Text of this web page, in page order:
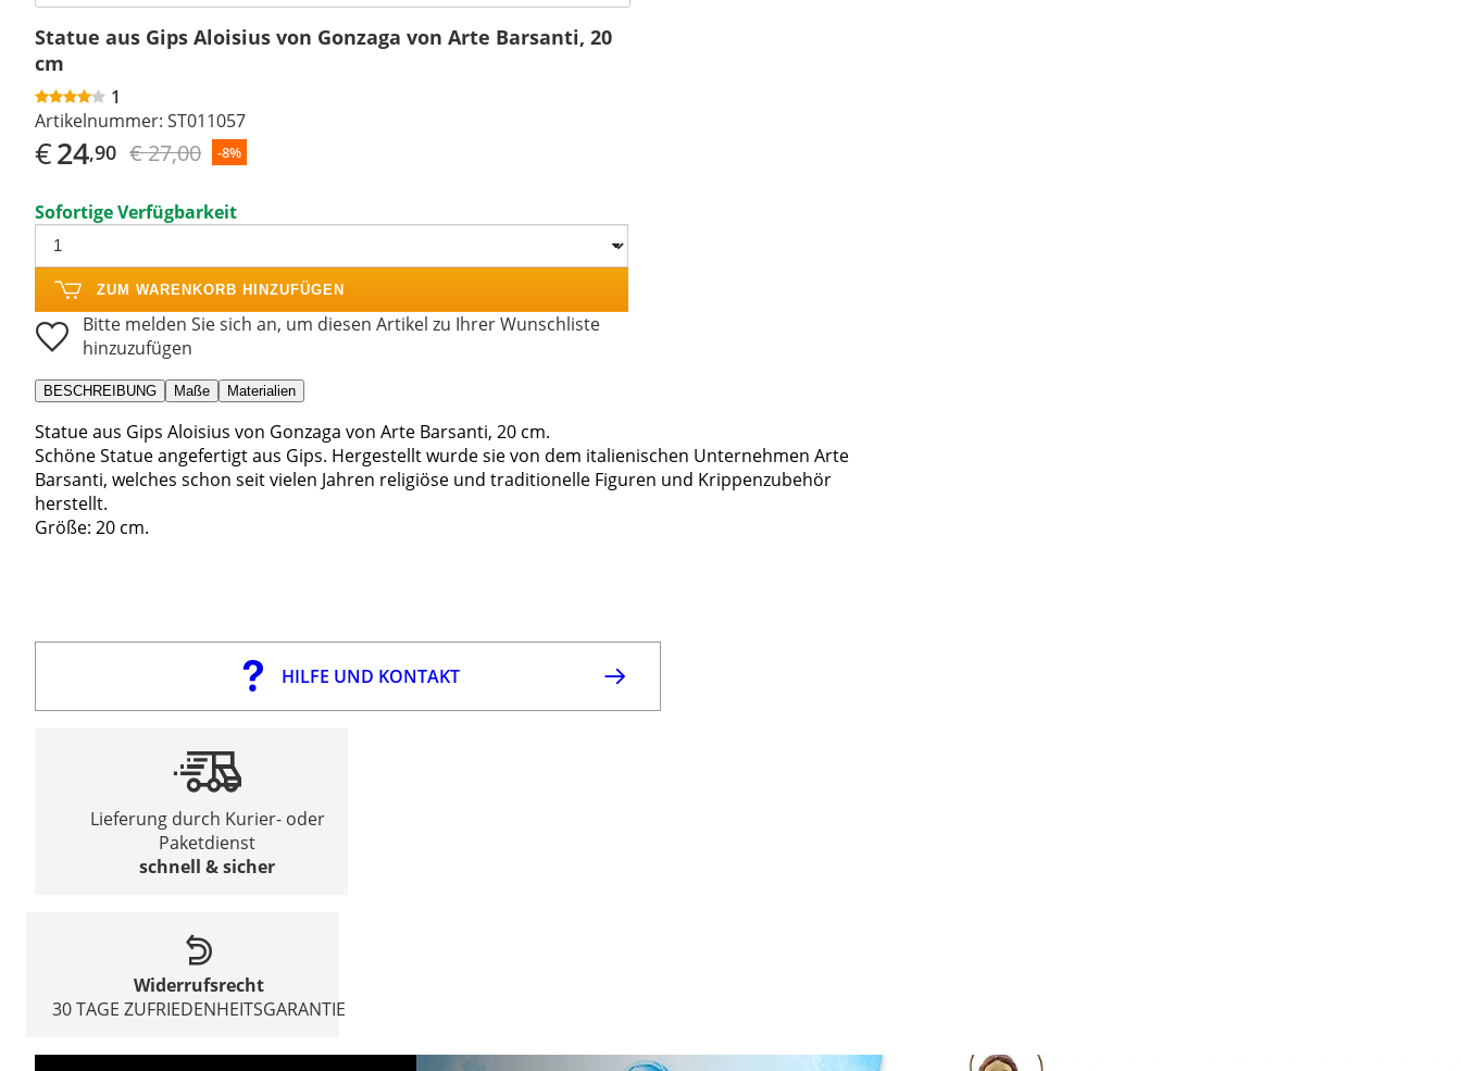
Statue aus Gips Aloisius von Gonzaga von Arte Barsanti, 20
cm
1
Artikelnummer: ST011057
€24,90 € 27,00 -8%
Sofortige Verfügbarkeit
ZUM WARENKORB HINZUFÜGEN
Bitte melden Sie sich an, um diesen Artikel zu Ihrer Wunschliste
hinzuzufügen
BESCHREIBUNG Maße Materialien
Statue aus Gips Aloisius von Gonzaga von Arte Barsanti, 20 cm.
Schöne Statue angefertigt aus Gips. Hergestellt wurde sie von dem italienischen Unternehmen Arte
Barsanti, welches schon seit vielen Jahren religiöse und traditionelle Figuren und Krippenzubehör
herstellt.
Größe: 20 cm.
HILFE UND KONTAKT
Lieferung durch Kurier- oder
Paketdienst
schnell & sicher
Widerrufsrecht
30 TAGE ZUFRIEDENHEITSGARANTIE